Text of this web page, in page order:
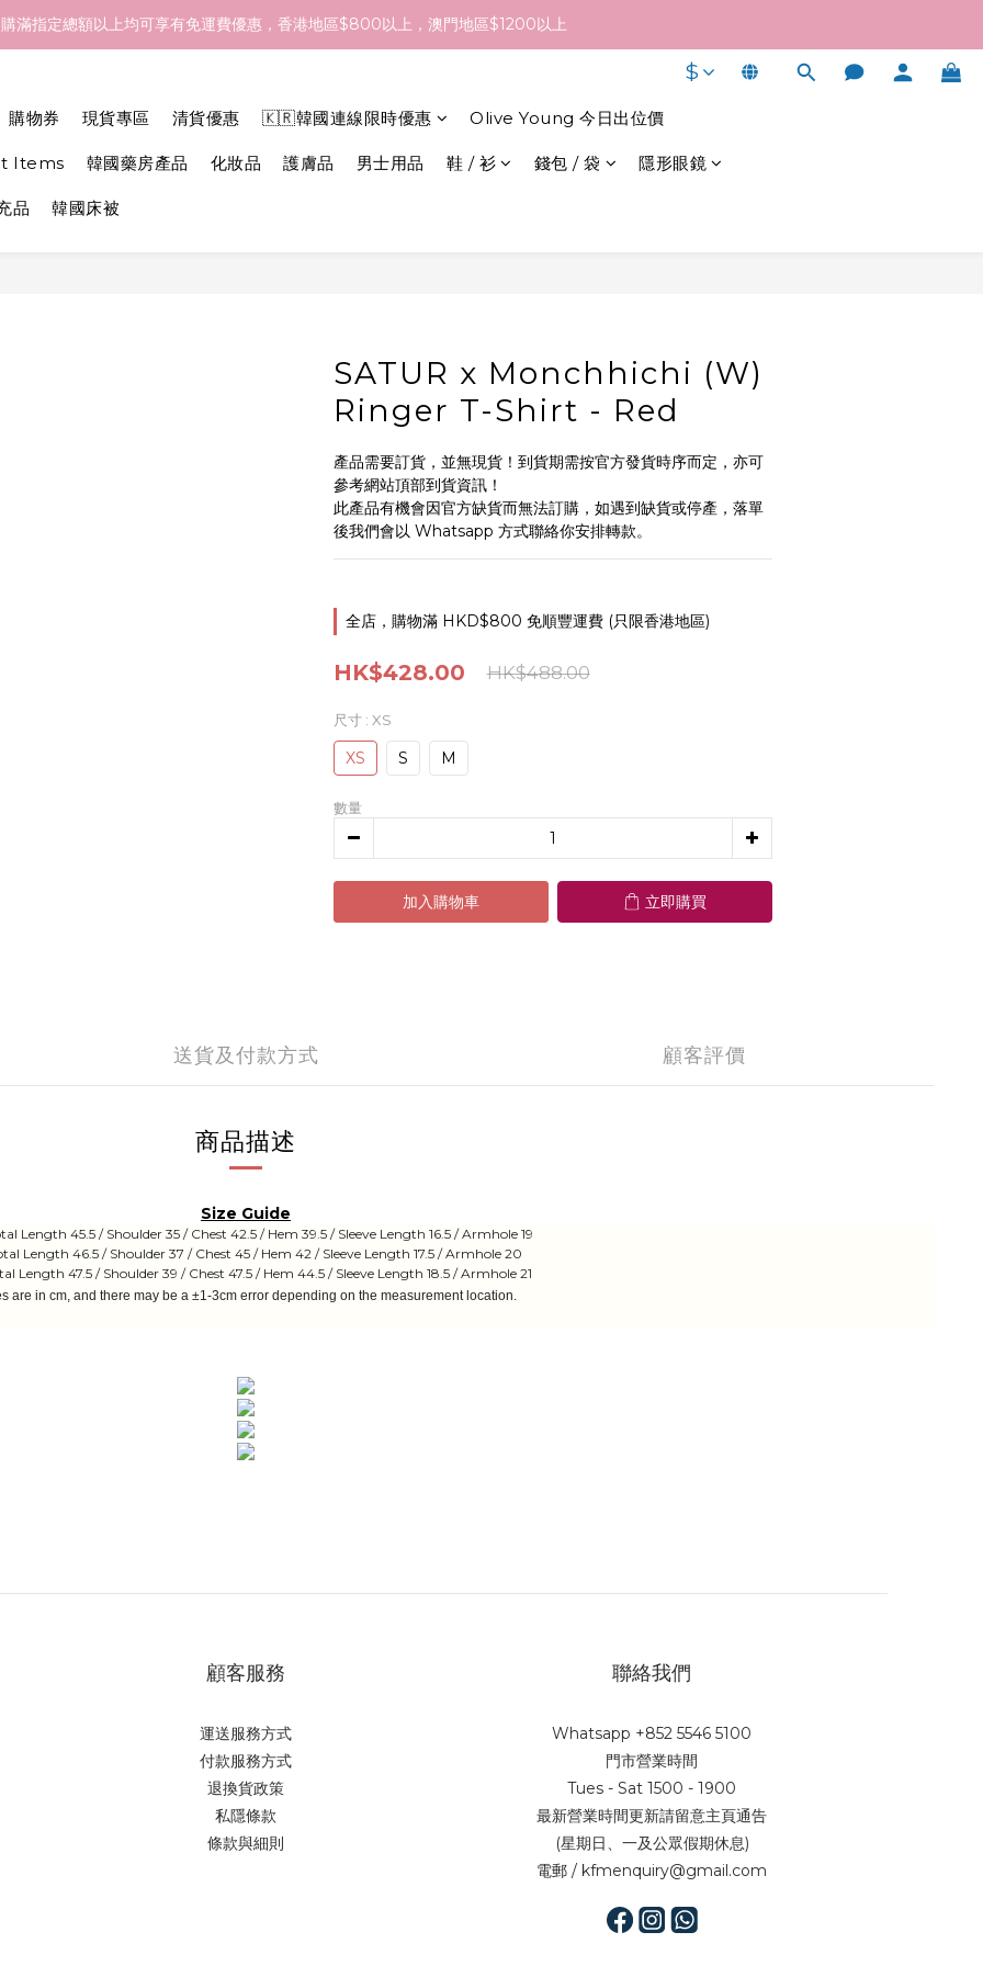
Aug 期間訂貨，預計於 26/Aug 到港，最終亦要視乎各品牌最終發貨日子及出貨速度而定。
滿指定總額以上均可享有免運費優惠，香港地區$800以上，澳門地區$1200以上
$
購物券 現貨專區 清貨優惠 🇰🇷韓國連線限時優惠 Olive Young 今日出位價
Items 韓國藥房產品 化妝品 護膚品 男士用品 鞋 / 衫 錢包 / 袋 隱形眼鏡
品 韓國床被
SATUR x Monchhichi (W)
Ringer T-Shirt - Red
產品需要訂貨，並無現貨！到貨期需按官方發貨時序而定，亦可
參考網站頂部到貨資訊！
此產品有機會因官方缺貨而無法訂購，如遇到缺貨或停產，落單
後我們會以 Whatsapp 方式聯絡你安排轉款。
全店，購物滿 HKD$800 免順豐運費 (只限香港地區)
HK$428.00 HK$488.00
尺寸 : XS
XS S M
數量
加入購物車 立即購買
送貨及付款方式 顧客評價
商品描述
Size Guide
Length 45.5 / Shoulder 35 / Chest 42.5 / Hem 39.5 / Sleeve Length 16.5 / Armhole 19
Length 46.5 / Shoulder 37 / Chest 45 / Hem 42 / Sleeve Length 17.5 / Armhole 20
Length 47.5 / Shoulder 39 / Chest 47.5 / Hem 44.5 / Sleeve Length 18.5 / Armhole 21
are in cm, and there may be a ±1-3cm error depending on the measurement location.
顧客服務
運送服務方式
付款服務方式
退換貨政策
私隱條款
條款與細則
聯絡我們
Whatsapp +852 5546 5100
門市營業時間
Tues - Sat 1500 - 1900
最新營業時間更新請留意主頁通告
(星期日、一及公眾假期休息)
電郵 / kfmenquiry@gmail.com